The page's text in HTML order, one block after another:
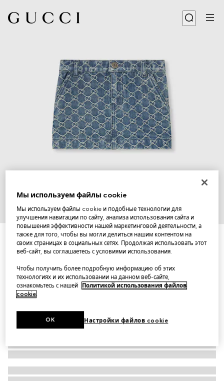
/3
Children's GG denim skirt
Мы используем файлы cookie
Мы используем файлы cookie и подобные технологии для
улучшения навигации по сайту, анализа использования сайта и
повышения эффективности нашей маркетинговой деятельности, а
также для того, чтобы вы могли делиться нашим контентом на
своих страницах в социальных сетях. Продолжая использовать этот
веб-сайт, вы соглашаетесь с условиями использования.
Чтобы получить более подробную информацию об этих
технологиях и их использовании на данном веб-сайте,
ознакомьтесь с нашей
Политикой использования файлов
cookie.
Настройки файлов cookie
OK